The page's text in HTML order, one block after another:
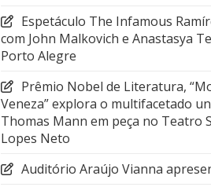
Espetáculo The Infamous
com John Malkovich e Anastasya
Porto Alegre
Prêmio Nobel de Literatura,
Veneza” explora o multifacetado
Thomas Mann em peça no Teatro
Lopes Neto
Auditório Araújo Vianna